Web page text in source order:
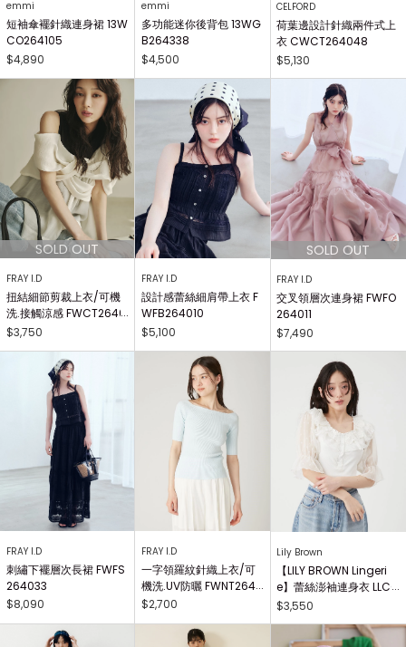
emmi
短袖傘襬針織連身裙 13W
CO264105
$4,890
emmi
多功能迷你後背包 13WG
B264338
$4,500
CELFORD
荷葉邊設計針織兩件式上
衣 CWCT264048
$5,130
FRAY I.D
扭結細節剪裁上衣/可機
洗.接觸涼感 FWCT2640
25
$3,750
FRAY I.D
設計感蕾絲細肩帶上衣 F
WFB264010
$5,100
FRAY I.D
交叉領層次連身裙 FWFO
264011
$7,490
FRAY I.D
刺繡下襬層次長裙 FWFS
264033
$8,090
FRAY I.D
一字領羅紋針織上衣/可
機洗.UV防曬 FWNT2640
29
$2,700
Lily Brown
【LILY BROWN Lingeri
e】蕾絲澎袖連身衣 LLCO
262503
$3,550